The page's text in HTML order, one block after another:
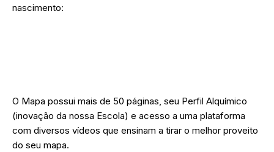
nascimento:
O Mapa possui mais de 50 páginas, seu Perfil Alquímico
(inovação da nossa Escola) e acesso a uma plataforma
com diversos vídeos que ensinam a tirar o melhor proveito
do seu mapa.